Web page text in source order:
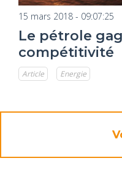
15 mars 2018 - 09:07:25
Le pétrole
compétitivité
Article Energie